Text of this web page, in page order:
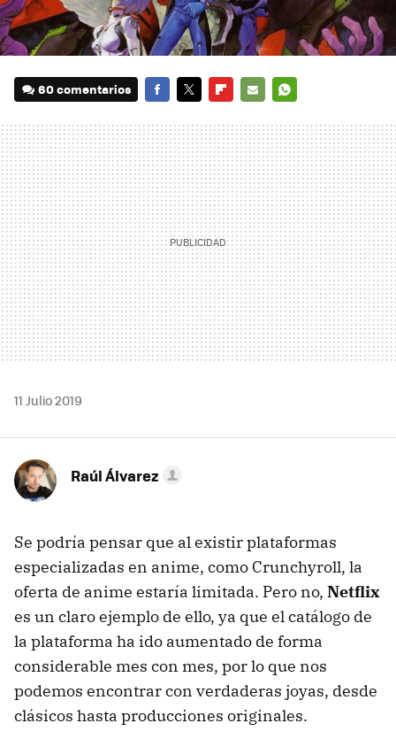
60 comentarios
MAIL
11 Julio 2019
Raúl Álvarez
Se podría pensar que al existir plataformas
especializadas en anime, como Crunchyroll, la
oferta de anime estaría limitada. Pero no, Netflix
es un claro ejemplo de ello, ya que el catálogo de
la plataforma ha ido aumentado de forma
considerable mes con mes, por lo que nos
podemos encontrar con verdaderas joyas, desde
clásicos hasta producciones originales.